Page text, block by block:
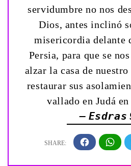
servidumbre no nos
Dios, antes inclinó
misericordia delante
Persia, para que se
alzar la casa de
restaurar sus
vallado en Judá en
— Esdras